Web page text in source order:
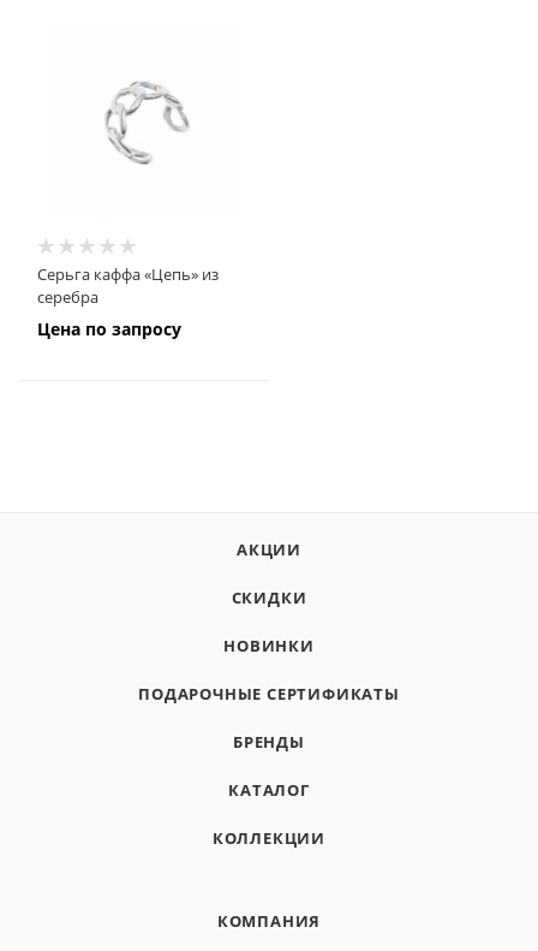
Серьга каффа «Цепь» из
серебра
Цена по запросу
АКЦИИ
СКИДКИ
НОВИНКИ
ПОДАРОЧНЫЕ СЕРТИФИКАТЫ
БРЕНДЫ
КАТАЛОГ
КОЛЛЕКЦИИ
КОМПАНИЯ